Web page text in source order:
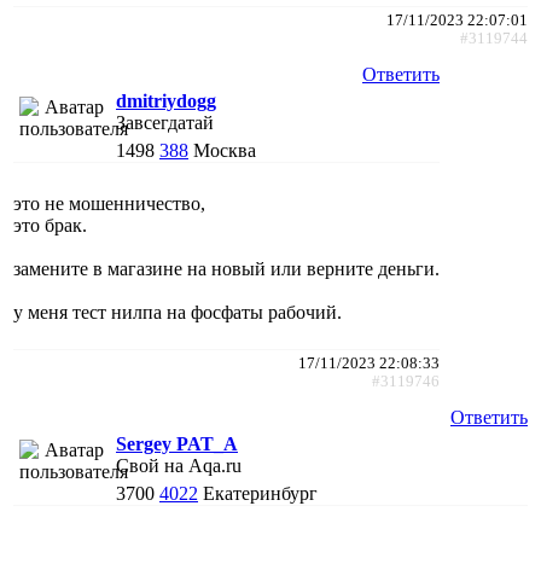
17/11/2023 22:07:01
#3119744
Ответить
dmitriydogg
Завсегдатай
1498 388 Москва
это не мошенничество,
это брак.
замените в магазине на новый или верните деньги.
у меня тест нилпа на фосфаты рабочий.
17/11/2023 22:08:33
#3119746
Ответить
Sergey PAT_A
Свой на Aqa.ru
3700 4022 Екатеринбург